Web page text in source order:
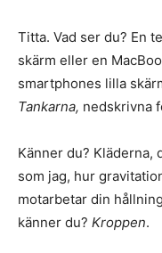
Titta. Vad ser du? En
skärm eller en
smartphones lilla
Tankarna, nedskrivna
Känner du? Kläderna,
som jag, hur
motarbetar din
känner du? Kroppen.